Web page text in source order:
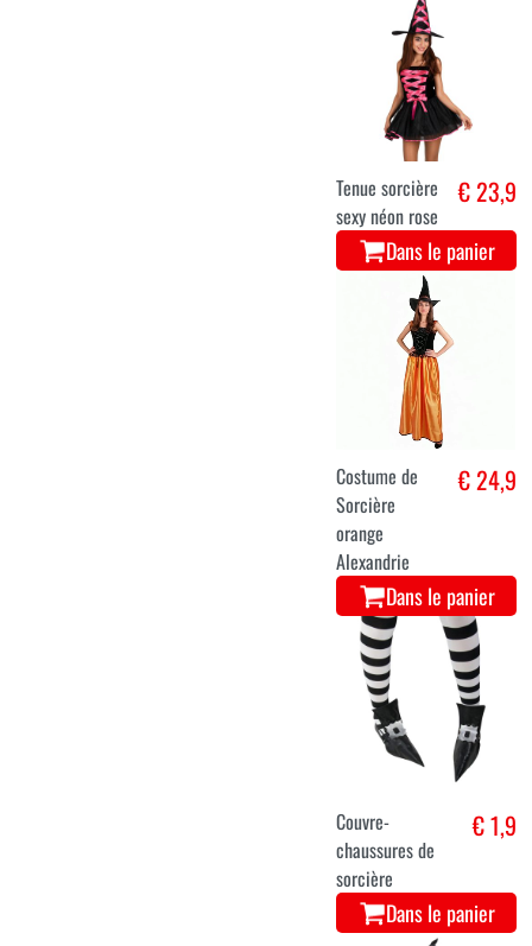
Tenue sorcière
sexy néon rose
€ 23,9
Dans le panier
Costume de
Sorcière
orange
Alexandrie
€ 24,9
Dans le panier
Couvre-
chaussures de
sorcière
€ 1,9
Dans le panier